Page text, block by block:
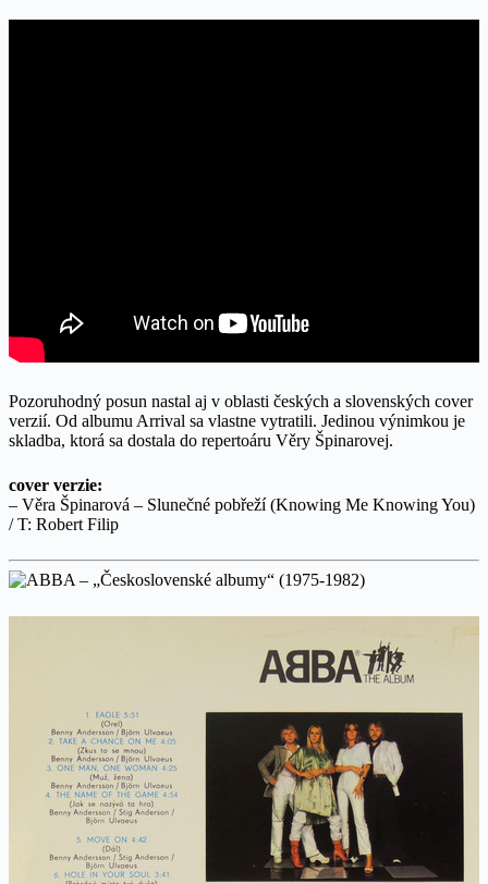
Pozoruhodný posun nastal aj v oblasti českých a slovenských cover
verzií. Od albumu Arrival sa vlastne vytratili. Jedinou výnimkou je
skladba, ktorá sa dostala do repertoáru Věry Špinarovej.
cover verzie:
– Věra Špinarová – Slunečné pobřeží (Knowing Me Knowing You)
/ T: Robert Filip